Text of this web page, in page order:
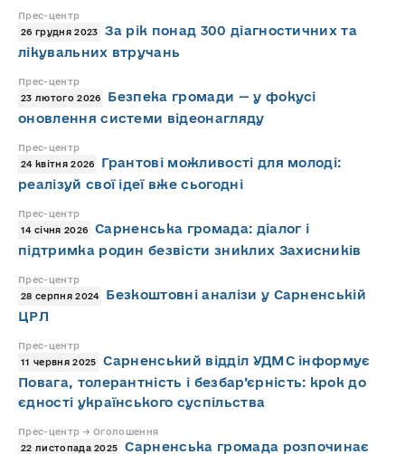
Прес-центр
26 грудня 2023
За рік понад 300 діагностичних та
лікувальних втручань
Прес-центр
23 лютого 2026
Безпека громади — у фокусі
оновлення системи відеонагляду
Прес-центр
24 квітня 2026
Грантові можливості для молоді:
реалізуй свої ідеї вже сьогодні
Прес-центр
14 січня 2026
Сарненська громада: діалог і
підтримка родин безвісти зниклих Захисників
Прес-центр
28 серпня 2024
Безкоштовні аналізи у Сарненській
ЦРЛ
Прес-центр
11 червня 2025
Сарненський відділ УДМС інформує
Повага, толерантність і безбар’єрність: крок до
єдності українського суспільства
Прес-центр → Оголошення
22 листопада 2025
Сарненська громада розпочинає